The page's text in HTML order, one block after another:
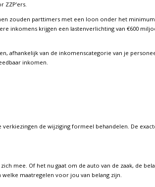
zouden parttimers met een loon onder het
inkomens krijgen een lastenverlichting van €600
afhankelijk van de inkomenscategorie van je
inkomen.
de wijziging formeel behandelen. De
mee. Of het nu gaat om de auto van de zaak, de
maatregelen voor jou van belang zijn.